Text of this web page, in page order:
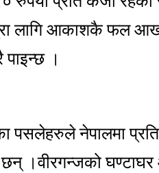
लागि आकाशकै फल
पाइन्छ ।
पसलेहरुले नेपालमा
छन् ।वीरगन्जको